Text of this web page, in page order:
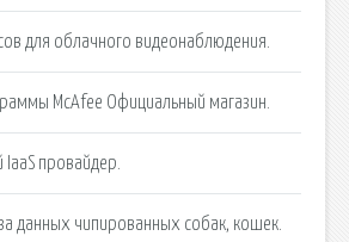
для облачного видеонаблюдения.
McAfee Официальный магазин.
IaaS провайдер.
данных чипированных собак, кошек.